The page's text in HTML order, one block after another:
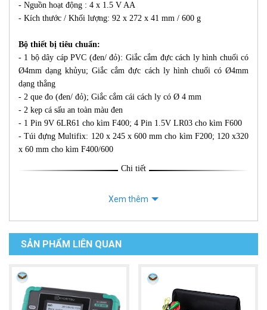
- Nguồn hoạt động : 4 x 1.5 V AA
- Kích thước / Khối lượng: 92 x 272 x 41 mm / 600 g
Bộ thiết bị tiêu chuẩn:
- 1 bộ dây cáp PVC (đen/ đỏ): Giắc cắm đực cách ly hình chuối có
Ø4mm dạng khủyu; Giắc cắm đực cách ly hình chuối có Ø4mm
dạng thẳng
- 2 que đo (đen/ đỏ); Giắc cắm cái cách ly có Ø 4 mm
- 2 kẹp cá sấu an toàn màu đen
- 1 Pin 9V 6LR61 cho kìm F400; 4 Pin 1.5V LR03 cho kìm F600
- Túi đựng Multifix: 120 x 245 x 600 mm cho kìm F200; 120 x320
x 60 mm cho kìm F400/600
Chi tiết
Xem thêm
SẢN PHẨM LIÊN QUAN